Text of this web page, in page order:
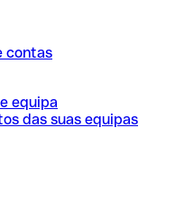
contas
equipa
das suas equipas